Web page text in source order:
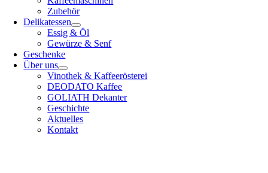
Zubehör
Delikatessen
Essig & Öl
Gewürze & Senf
Geschenke
Über uns
Vinothek & Kaffeerösterei
DEODATO Kaffee
GOLIATH Dekanter
Geschichte
Aktuelles
Kontakt